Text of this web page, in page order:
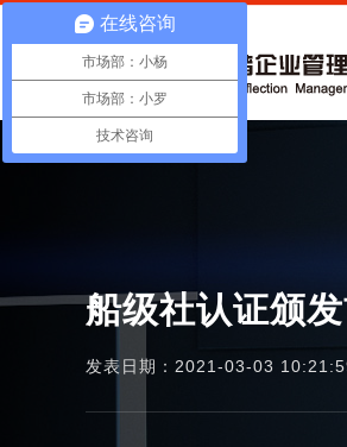
船级社认证颁
发表日期：2021-03-03
在线咨询
市场部：小杨
市场部：小罗
技术咨询